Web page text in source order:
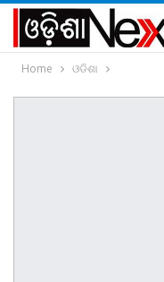
Home ଓଡିଶା